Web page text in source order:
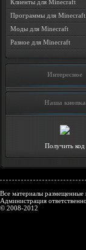
Клиенты для Minecraft
Программы для Minecraft
Моды для Minecraft
Разное для Minecraft
Интересное
Наша кнопка
Получить код
Все материалы размещенные
Администрация
© 2008-2012